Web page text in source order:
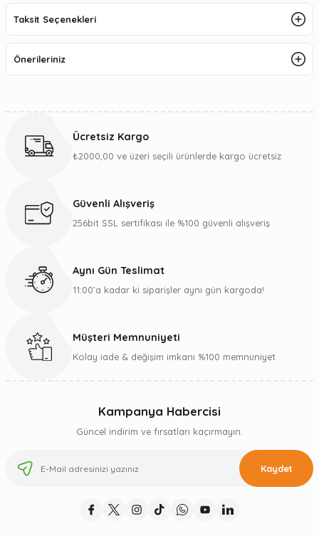
Taksit Seçenekleri
Önerileriniz
Ücretsiz Kargo
₺2000,00 ve üzeri seçili ürünlerde kargo ücretsiz
Güvenli Alışveriş
256bit SSL sertifikası ile %100 güvenli alışveriş
Aynı Gün Teslimat
11:00’a kadar ki siparişler aynı gün kargoda!
Müşteri Memnuniyeti
Kolay iade & değişim imkanı %100 memnuniyet
Kampanya Habercisi
Güncel indirim ve fırsatları kaçırmayın.
Kaydet